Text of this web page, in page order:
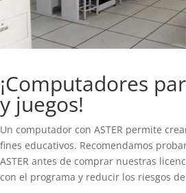
¡Computadores
y juegos!
Un computador con ASTER permite
fines educativos. Recomendamos
ASTER antes de comprar nuestras
con el programa y reducir los riesgos